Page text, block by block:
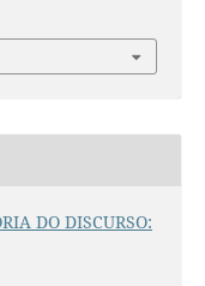
DO DISCURSO: